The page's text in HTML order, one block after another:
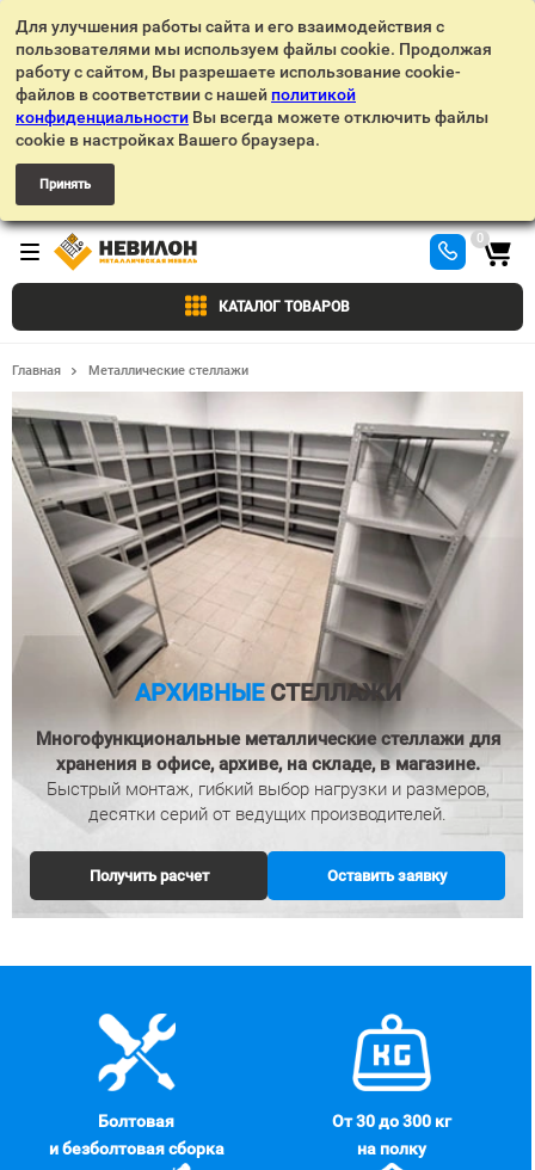
Для улучшения работы сайта и его взаимодействия с
пользователями мы используем файлы cookie. Продолжая
работу с сайтом, Вы разрешаете использование cookie-
файлов в соответствии с нашей политикой
конфиденциальности Вы всегда можете отключить файлы
cookie в настройках Вашего браузера.
Принять
КАТАЛОГ ТОВАРОВ
0
Главная Металлические стеллажи
АРХИВНЫЕСТЕЛЛАЖИ
Многофункциональные металлические стеллажидля
хранения в офисе, архиве, на складе, в магазине.
Быстрый монтаж, гибкий выбор нагрузки и размеров,
десятки серий от ведущих производителей.
Получить расчет Оставить заявку
Болтовая
и безболтовая сборка
От 30 до 300 кг
на полку